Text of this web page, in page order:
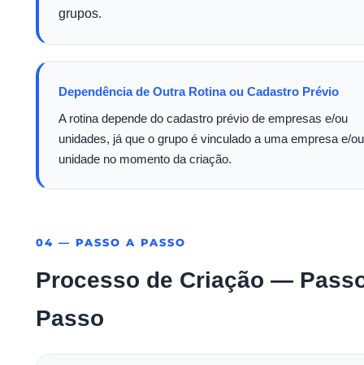
grupos.
Dependência de Outra Rotina ou Cadastro Prévio
A rotina depende do cadastro prévio de empresas e/ou
unidades, já que o grupo é vinculado a uma empresa e/ou
unidade no momento da criação.
04 — PASSO A PASSO
Processo de Criação —
Passo